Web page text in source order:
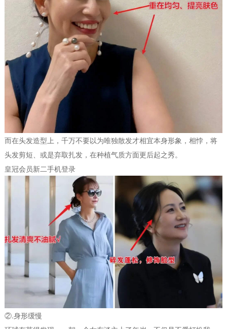
而在头发造型上，千万不要以为唯独散发才相宜本身形象，相悖，将
头发剪短、或是弃取扎发，在种植气质方面更后起之秀。
皇冠会员新二手机登录
②.身形缓慢